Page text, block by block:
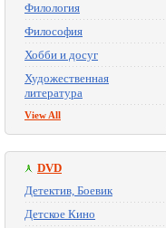
Филология
Философия
Хобби и досуг
Художественная
литература
View All
DVD
Детектив, Боевик
Детское Кино